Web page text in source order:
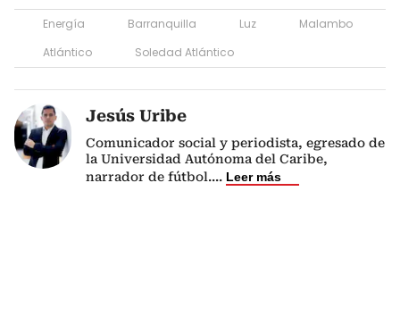
Energía Barranquilla Luz
Malambo
Atlántico
Soledad Atlántico
Jesús Uribe
Comunicador social y periodista, egresado de
la Universidad Autónoma del Caribe,
narrador de fútbol.... Leer más